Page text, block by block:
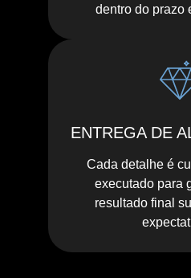
dentro do prazo
ENTREGA DE
Cada detalhe é
executado para
resultado final